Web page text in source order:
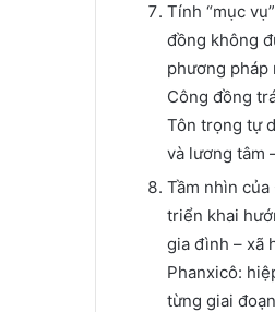
Tính “mục
đồng không
phương pháp
Công đồng
Tôn trọng tự
và lương tâm
Tầm nhìn
triển khai
gia đình – xã
Phanxicô:
từng giai